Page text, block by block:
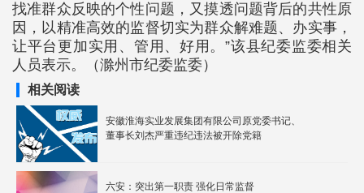
找准群众反映的个性问题，又摸透问题背后的共性原
因，以精准高效的监督切实为群众解难题、办实事，
让平台更加实用、管用、好用。”该县纪委监委相关
人员表示。（滁州市纪委监委）
相关阅读
安徽淮海实业发展集团有限公司原党委书记、
董事长刘杰严重违纪违法被开除党籍
六安：突出第一职责 强化日常监督